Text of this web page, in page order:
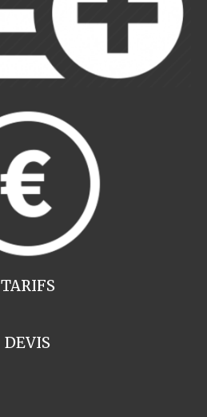
TARIFS
DEVIS